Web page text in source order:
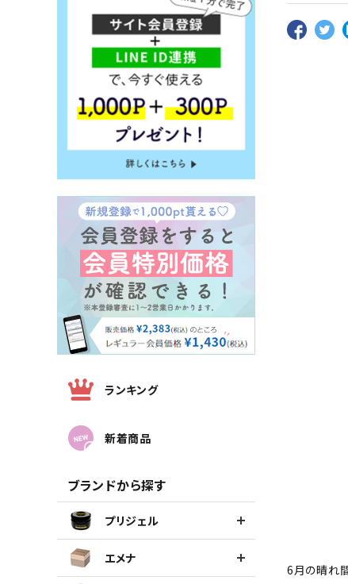
シーナカラージェルポリッシュ コス
6月の晴れ
ランキング
新着商品
ブランドから探す
プリジェル
エメナ